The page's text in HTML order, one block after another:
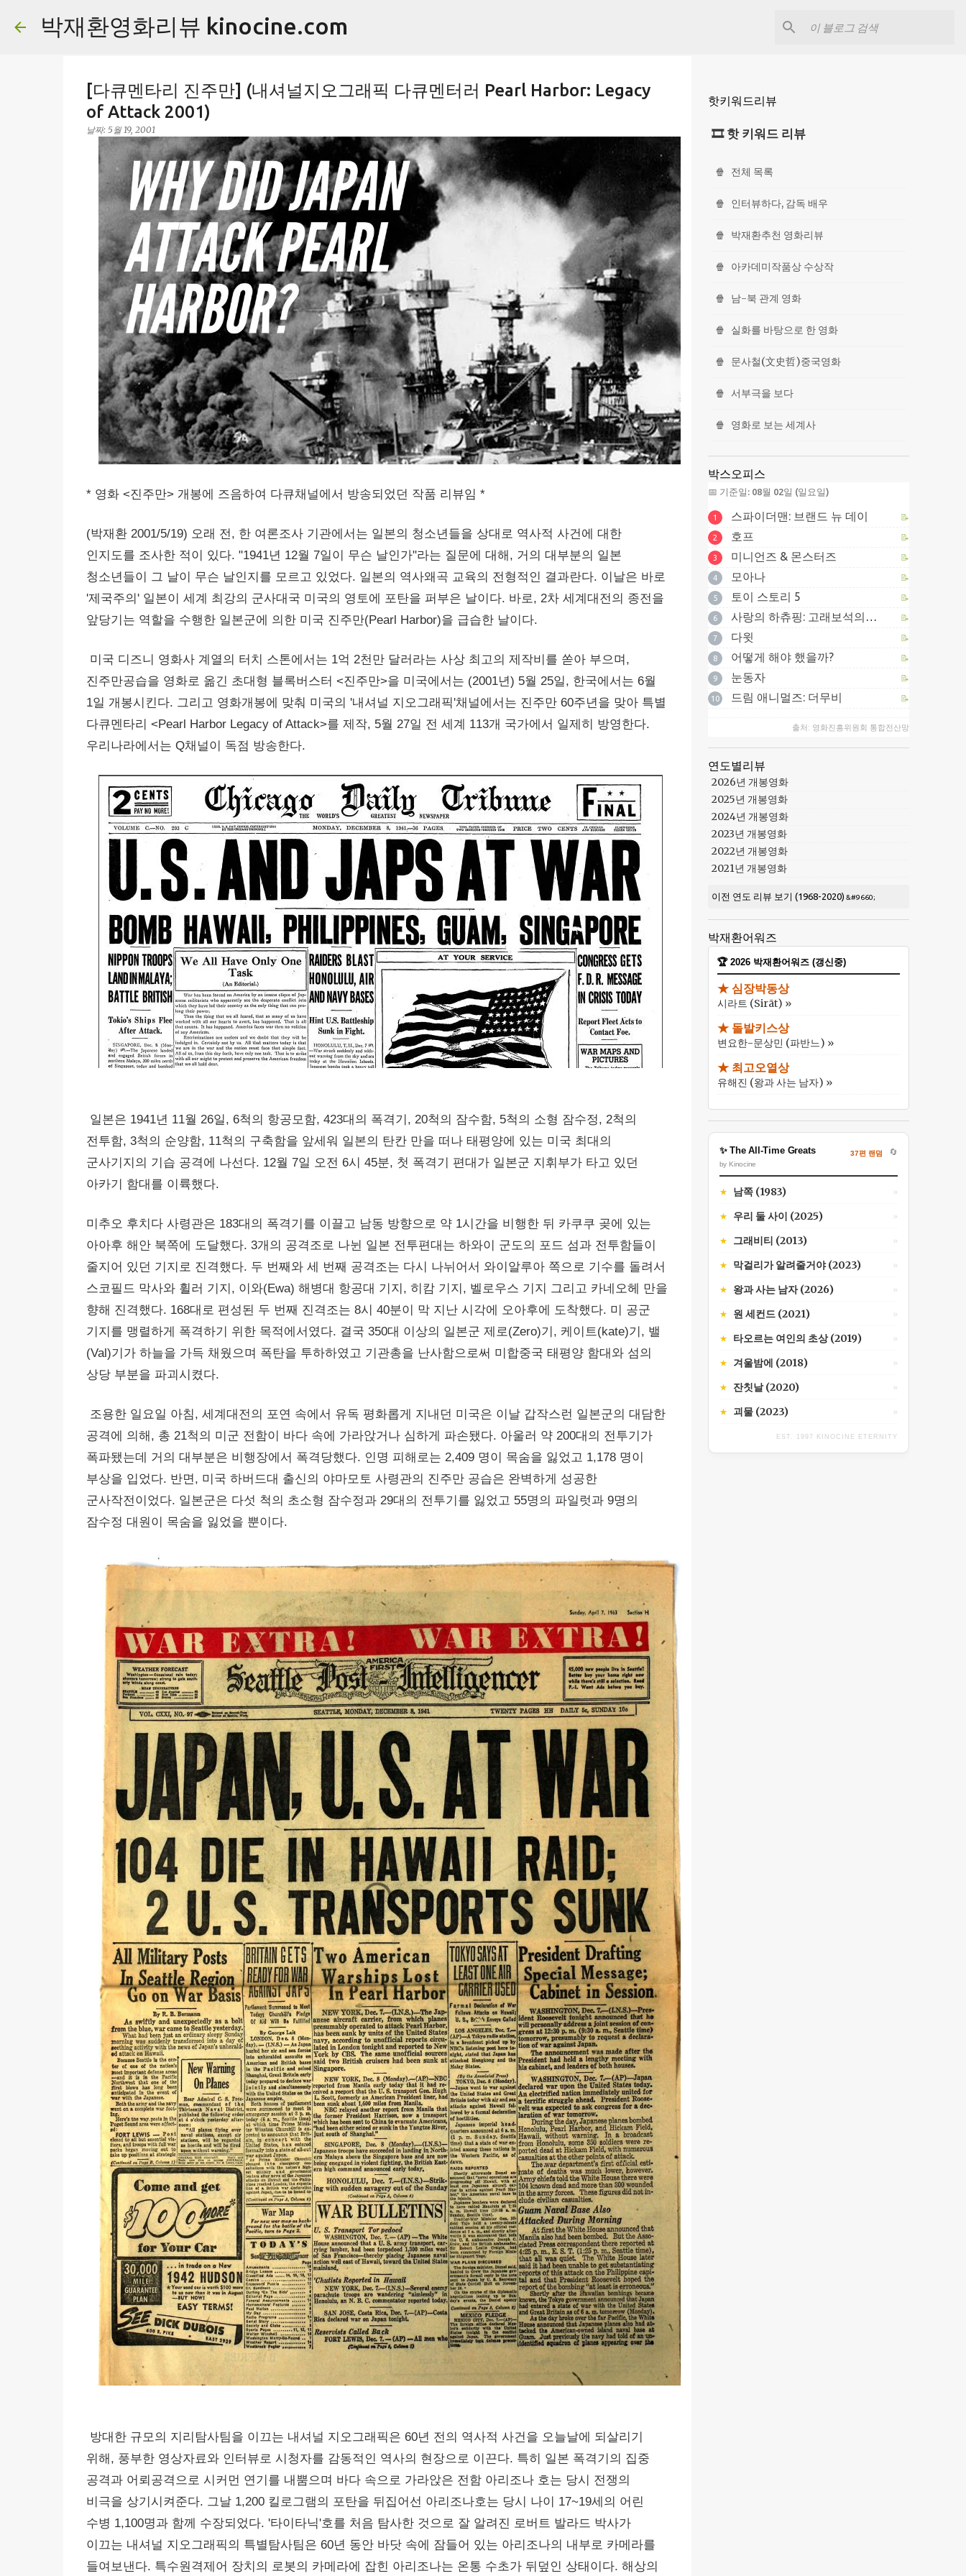
박재환영화리뷰 kinocine.com
[다큐멘타리 진주만] (내셔널지오그래픽 다큐멘터러 Pearl Harbor: Legacy
of Attack 2001)
날짜: 5월 19, 2001
* 영화 <진주만> 개봉에 즈음하여 다큐채널에서 방송되었던 작품 리뷰임 *
(박재환 2001/5/19) 오래 전, 한 여론조사 기관에서는 일본의 청소년들을 상대로 역사적 사건에 대한
인지도를 조사한 적이 있다. "1941년 12월 7일이 무슨 날인가"라는 질문에 대해, 거의 대부분의 일본
청소년들이 그 날이 무슨 날인지를 모르고 있었다. 일본의 역사왜곡 교육의 전형적인 결과란다. 이날은 바로
'제국주의' 일본이 세계 최강의 군사대국 미국의 영토에 포탄을 퍼부은 날이다. 바로, 2차 세계대전의 종전을
앞당기는 역할을 수행한 일본군에 의한 미국 진주만(Pearl Harbor)을 급습한 날이다.
미국 디즈니 영화사 계열의 터치 스톤에서는 1억 2천만 달러라는 사상 최고의 제작비를 쏟아 부으며,
진주만공습을 영화로 옮긴 초대형 블록버스터 <진주만>을 미국에서는 (2001년) 5월 25일, 한국에서는 6월
1일 개봉시킨다. 그리고 영화개봉에 맞춰 미국의 '내셔널 지오그래픽'채널에서는 진주만 60주년을 맞아 특별
다큐멘타리 <Pearl Harbor Legacy of Attack>를 제작, 5월 27일 전 세계 113개 국가에서 일제히 방영한다.
우리나라에서는 Q채널이 독점 방송한다.
일본은 1941년 11월 26일, 6척의 항공모함, 423대의 폭격기, 20척의 잠수함, 5척의 소형 잠수정, 2척의
전투함, 3척의 순양함, 11척의 구축함을 앞세워 일본의 탄칸 만을 떠나 태평양에 있는 미국 최대의
군사기지의 기습 공격에 나선다. 12월 7일 오전 6시 45분, 첫 폭격기 편대가 일본군 지휘부가 타고 있던
아카기 함대를 이륙했다.
미추오 후치다 사령관은 183대의 폭격기를 이끌고 남동 방향으로 약 1시간을 비행한 뒤 카쿠쿠 곶에 있는
아아후 해안 북쪽에 도달했다. 3개의 공격조로 나뉜 일본 전투편대는 하와이 군도의 포드 섬과 전투함들이
줄지어 있던 기지로 진격했다. 두 번째와 세 번째 공격조는 다시 나뉘어서 와이알루아 쪽으로 기수를 돌려서
스코필드 막사와 휠러 기지, 이와(Ewa) 해병대 항공대 기지, 히캄 기지, 벨로우스 기지 그리고 카네오헤 만을
향해 진격했다. 168대로 편성된 두 번째 진격조는 8시 40분이 막 지난 시각에 오아후에 도착했다. 미 공군
기지를 맹렬하게 폭격하기 위한 목적에서였다. 결국 350대 이상의 일본군 제로(Zero)기, 케이트(kate)기, 밸
(Val)기가 하늘을 가득 채웠으며 폭탄을 투하하였고 기관총을 난사함으로써 미합중국 태평양 함대와 섬의
상당 부분을 파괴시켰다.
조용한 일요일 아침, 세계대전의 포연 속에서 유독 평화롭게 지내던 미국은 이날 갑작스런 일본군의 대담한
공격에 의해, 총 21척의 미군 전함이 바다 속에 가라앉거나 심하게 파손됐다. 아울러 약 200대의 전투기가
폭파됐는데 거의 대부분은 비행장에서 폭격당했다. 인명 피해로는 2,409 명이 목숨을 잃었고 1,178 명이
부상을 입었다. 반면, 미국 하버드대 출신의 야마모토 사령관의 진주만 공습은 완벽하게 성공한
군사작전이었다. 일본군은 다섯 척의 초소형 잠수정과 29대의 전투기를 잃었고 55명의 파일럿과 9명의
잠수정 대원이 목숨을 잃었을 뿐이다.
방대한 규모의 지리탐사팀을 이끄는 내셔널 지오그래픽은 60년 전의 역사적 사건을 오늘날에 되살리기
위해, 풍부한 영상자료와 인터뷰로 시청자를 감동적인 역사의 현장으로 이끈다. 특히 일본 폭격기의 집중
공격과 어뢰공격으로 시커먼 연기를 내뿜으며 바다 속으로 가라앉은 전함 아리조나 호는 당시 전쟁의
비극을 상기시켜준다. 그날 1,200 킬로그램의 포탄을 뒤집어선 아리조나호는 당시 나이 17~19세의 어린
수병 1,100명과 함께 수장되었다. '타이타닉'호를 처음 탐사한 것으로 잘 알려진 로버트 발라드 박사가
이끄는 내셔널 지오그래픽의 특별탐사팀은 60년 동안 바닷 속에 잠들어 있는 아리조나의 내부로 카메라를
들여보낸다. 특수원격제어 장치의 로봇의 카메라에 잡힌 아리조나는 온통 수초가 뒤덮인 상태이다. 해상의
핫키워드리뷰
🎞 핫 키워드 리뷰
🍿 전체 목록
🍿 인터뷰하다, 감독 배우
🍿 박재환추천 영화리뷰
🍿 아카데미작품상 수상작
🍿 남-북 관계 영화
🍿 실화를 바탕으로 한 영화
🍿 문사철(文史哲)중국영화
🍿 서부극을 보다
🍿 영화로 보는 세계사
박스오피스
📅 기준일: 08월 02일 (일요일)
1 스파이더맨: 브랜드 뉴 데이 📝
2 호프 📝
3 미니언즈 & 몬스터즈 📝
4 모아나 📝
5 토이 스토리 5 📝
6 사랑의 하츄핑: 고래보석의 전설 📝
7 다윗 📝
8 어떻게 해야 했을까? 📝
9 눈동자 📝
10 드림 애니멀즈: 더무비 📝
출처: 영화진흥위원회 통합전산망
연도별리뷰
2026년 개봉영화
2025년 개봉영화
2024년 개봉영화
2023년 개봉영화
2022년 개봉영화
2021년 개봉영화
이전 연도 리뷰 보기 (1968-2020)
박재환어워즈
🏆 2026 박재환어워즈 (갱신중)
★ 심장박동상
시라트 (Sirāt) »
★ 돌발키스상
변요한-문상민 (파반느) »
★ 최고오열상
유해진 (왕과 사는 남자) »
✨ The All-Time Greats
by Kinocine
37편 랜덤 🔄
★ 남쪽 (1983) »
★ 우리 둘 사이 (2025) »
★ 그래비티 (2013) »
★ 막걸리가 알려줄거야 (2023) »
★ 왕과 사는 남자 (2026) »
★ 원 세컨드 (2021) »
★ 타오르는 여인의 초상 (2019) »
★ 겨울밤에 (2018) »
★ 잔칫날 (2020) »
★ 괴물 (2023) »
EST. 1997 KINOCINE ETERNITY